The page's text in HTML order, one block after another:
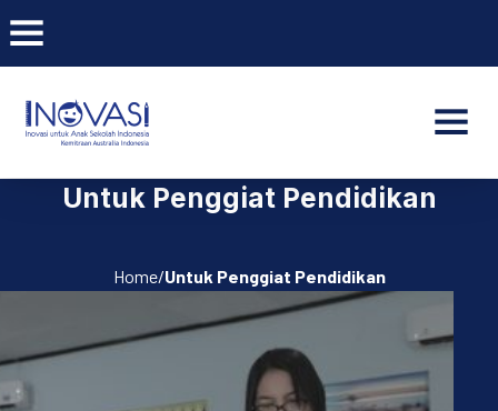
BAR NAVIGATION
INOVASI - Untuk Anak
Untuk Penggiat Pendidikan
Home/Untuk Penggiat Pendidikan